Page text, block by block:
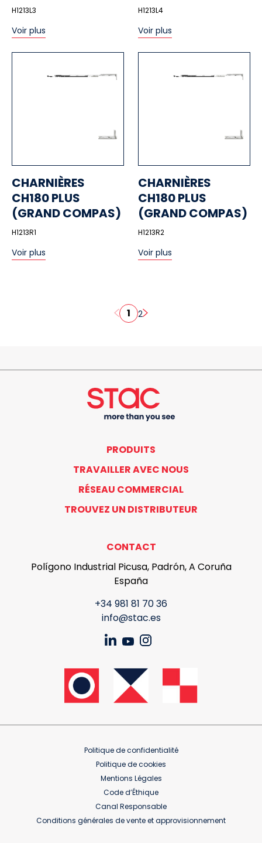
H1213L3
Voir plus
H1213L4
Voir plus
CHARNIÈRES
CH180 PLUS
(GRAND COMPAS)
H1213R1
Voir plus
CHARNIÈRES
CH180 PLUS
(GRAND COMPAS)
H1213R2
Voir plus
1 2
PRODUITS
TRAVAILLER AVEC NOUS
RÉSEAU COMMERCIAL
TROUVEZ UN DISTRIBUTEUR
CONTACT
Polígono Industrial Picusa, Padrón, A Coruña
España
+34 981 81 70 36
info@stac.es
Politique de confidentialité
Politique de cookies
Mentions Légales
Code d’Éthique
Canal Responsable
Conditions générales de vente et approvisionnement